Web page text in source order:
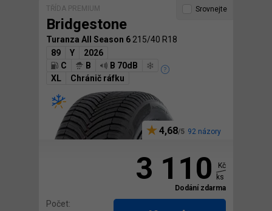
TŘÍDA PREMIUM
Bridgestone
Turanza All Season 6 215/40 R18
89
Y
2026
C
B
B 70dB
XL
Chránič ráfku
4,68 92 názory
Srovnejte
3 110
Kč
ks
Dodání zdarma
Počet: